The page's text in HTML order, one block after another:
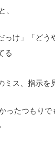
、
っけ」「どう
る
ミス、指示を
ったつもりで
。